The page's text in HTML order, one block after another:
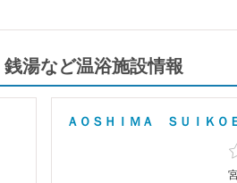
湯など温浴施設情報
ＡＯＳＨＩＭＡ ＳＵＩＫＯ